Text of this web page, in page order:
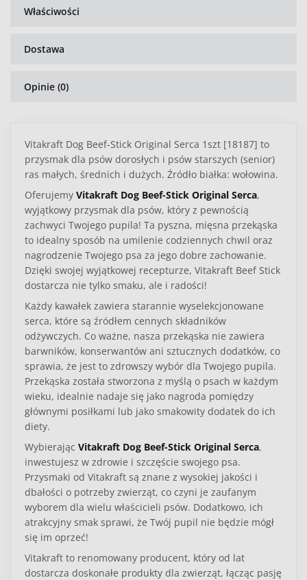
Właściwości
Dostawa
Opinie (0)
Vitakraft Dog Beef-Stick Original Serca 1szt [18187] to
przysmak dla psów dorosłych i psów starszych (senior)
ras małych, średnich i dużych. Źródło białka: wołowina.
Oferujemy Vitakraft Dog Beef-Stick Original Serca,
wyjątkowy przysmak dla psów, który z pewnością
zachwyci Twojego pupila! Ta pyszna, mięsna przekąska
to idealny sposób na umilenie codziennych chwil oraz
nagrodzenie Twojego psa za jego dobre zachowanie.
Dzięki swojej wyjątkowej recepturze, Vitakraft Beef Stick
dostarcza nie tylko smaku, ale i radości!
Każdy kawałek zawiera starannie wyselekcjonowane
serca, które są źródłem cennych składników
odżywczych. Co ważne, nasza przekąska nie zawiera
barwników, konserwantów ani sztucznych dodatków, co
sprawia, że jest to zdrowszy wybór dla Twojego pupila.
Przekąska została stworzona z myślą o psach w każdym
wieku, idealnie nadaje się jako nagroda pomiędzy
głównymi posiłkami lub jako smakowity dodatek do ich
diety.
Wybierając Vitakraft Dog Beef-Stick Original Serca,
inwestujesz w zdrowie i szczęście swojego psa.
Przysmaki od Vitakraft są znane z wysokiej jakości i
dbałości o potrzeby zwierząt, co czyni je zaufanym
wyborem dla wielu właścicieli psów. Dodatkowo, ich
atrakcyjny smak sprawi, że Twój pupil nie będzie mógł
się im oprzeć!
Vitakraft to renomowany producent, który od lat
dostarcza doskonałe produkty dla zwierząt, łącząc pasję